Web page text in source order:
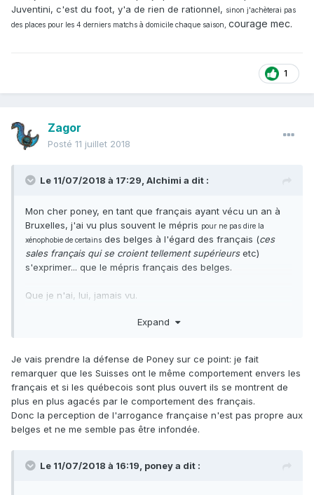
Juventini, c'est du foot, y'a de rien de rationnel, sinon j'achèterai pas
des places pour les 4 derniers matchs à domicile chaque saison, courage mec.
1
Zagor
Posté 11 juillet 2018
Le 11/07/2018 à 17:29, Alchimi a dit :
Mon cher poney, en tant que français ayant vécu un an à
Bruxelles, j'ai vu plus souvent le mépris pour ne pas dire la
xénophobie de certains des belges à l'égard des français (ces
sales français qui se croient tellement supérieursetc)
s'exprimer... que le mépris français des belges.
Que je n'ai, lui, jamais vu.
tellement le pékin français moyen n'en a rien à foutre
Expand
Je vais prendre la défense de Poney sur ce point: je fait
remarquer que les Suisses ont le même comportement envers les
français et si les québecois sont plus ouvert ils se montrent de
plus en plus agacés par le comportement des français.
Donc la perception de l'arrogance française n'est pas propre aux
belges et ne me semble pas être infondée.
Le 11/07/2018 à 16:19, poneya dit :